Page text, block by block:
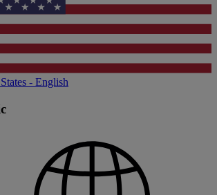
- English